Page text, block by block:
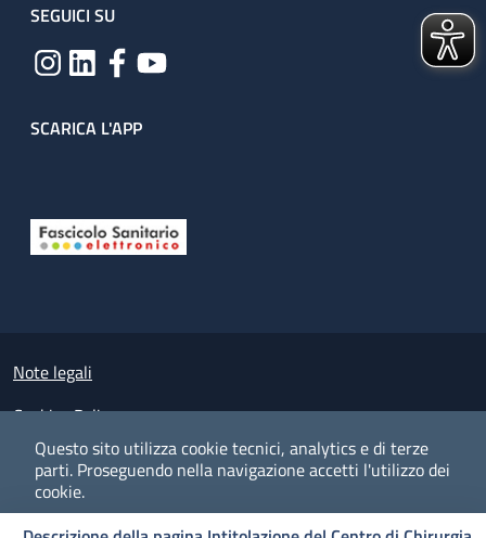
Questo sito utilizza cookie tecnici, analytics e di terze
parti. Proseguendo nella navigazione accetti l'utilizzo dei
cookie.
SEGUICI SU
SCARICA L'APP
Small prints
Note legali
Cookies Policy
Policy privacy e protezione del dato personale
Albo pretorio on-line